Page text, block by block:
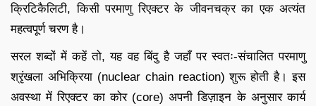
क्रिटिकैलिटी, किसी परमाणु रिएक्टर के जीवनचक्र का एक अत्यंत
महत्वपूर्ण चरण है।
सरल शब्दों में कहें तो, यह वह बिंदु है जहाँ पर स्वतः-संचालित परमाणु
श्रृंखला अभिक्रिया (nuclear chain reaction) शुरू होती है। इस
अवस्था में रिएक्टर का कोर (core) अपनी डिज़ाइन के अनुसार कार्य